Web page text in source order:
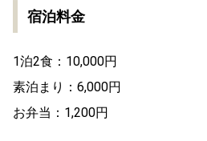
宿泊料金
1泊2食：10,000円
素泊まり：6,000円
お弁当：1,200円